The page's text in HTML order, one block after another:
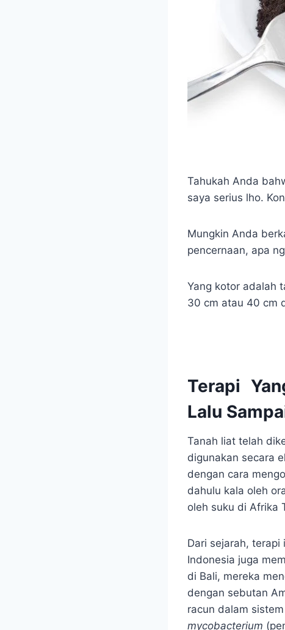
Tahukah Anda
saya serius lho.
Mungkin Anda
pencernaan, apa
Yang kotor adalah
30 cm atau 40 cm
Terapi
Lalu
Tanah liat telah
digunakan secara
dengan cara
dahulu kala oleh
oleh suku di Afrika
Dari sejarah,
Indonesia juga
di Bali, mereka
dengan sebutan
racun dalam
mycobacterium